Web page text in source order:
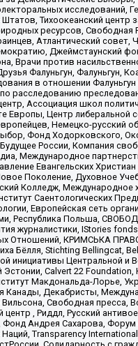
исследований,
Тихоокеанский центр
ресурсов, Свободная
Атлантический совет,
Джеймстаунский
Врачи против
Фалуньгун, Фалуньгун,
в отношении Фалуньгун
расследованию
Ассоциация школ
Европы, Центр либеральной
Немецко-русский
Фонд Ходорковского,
России, Компания
Международное
Евангельских
Поколение, Духовное
Колледж, Международное
Саентологических
Европейская сеть
Республика Польша,
журналистики, IStories
Отношений, КРИМСЬКА
Бёлля, Stichting Bellingcat,
инициативы Центральной и
Calvert 22 Foundation,
Макдональда-Лорье,
Канады, Декабристы,
Свободная пресса,
центр , Риддл, Русский
Андрея Сахарова, Форум
Transparеncy